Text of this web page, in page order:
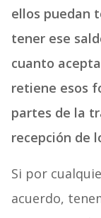
ellos puedan
tener ese
cuanto
retiene esos
partes de la
recepción de
Si por
acuerdo,